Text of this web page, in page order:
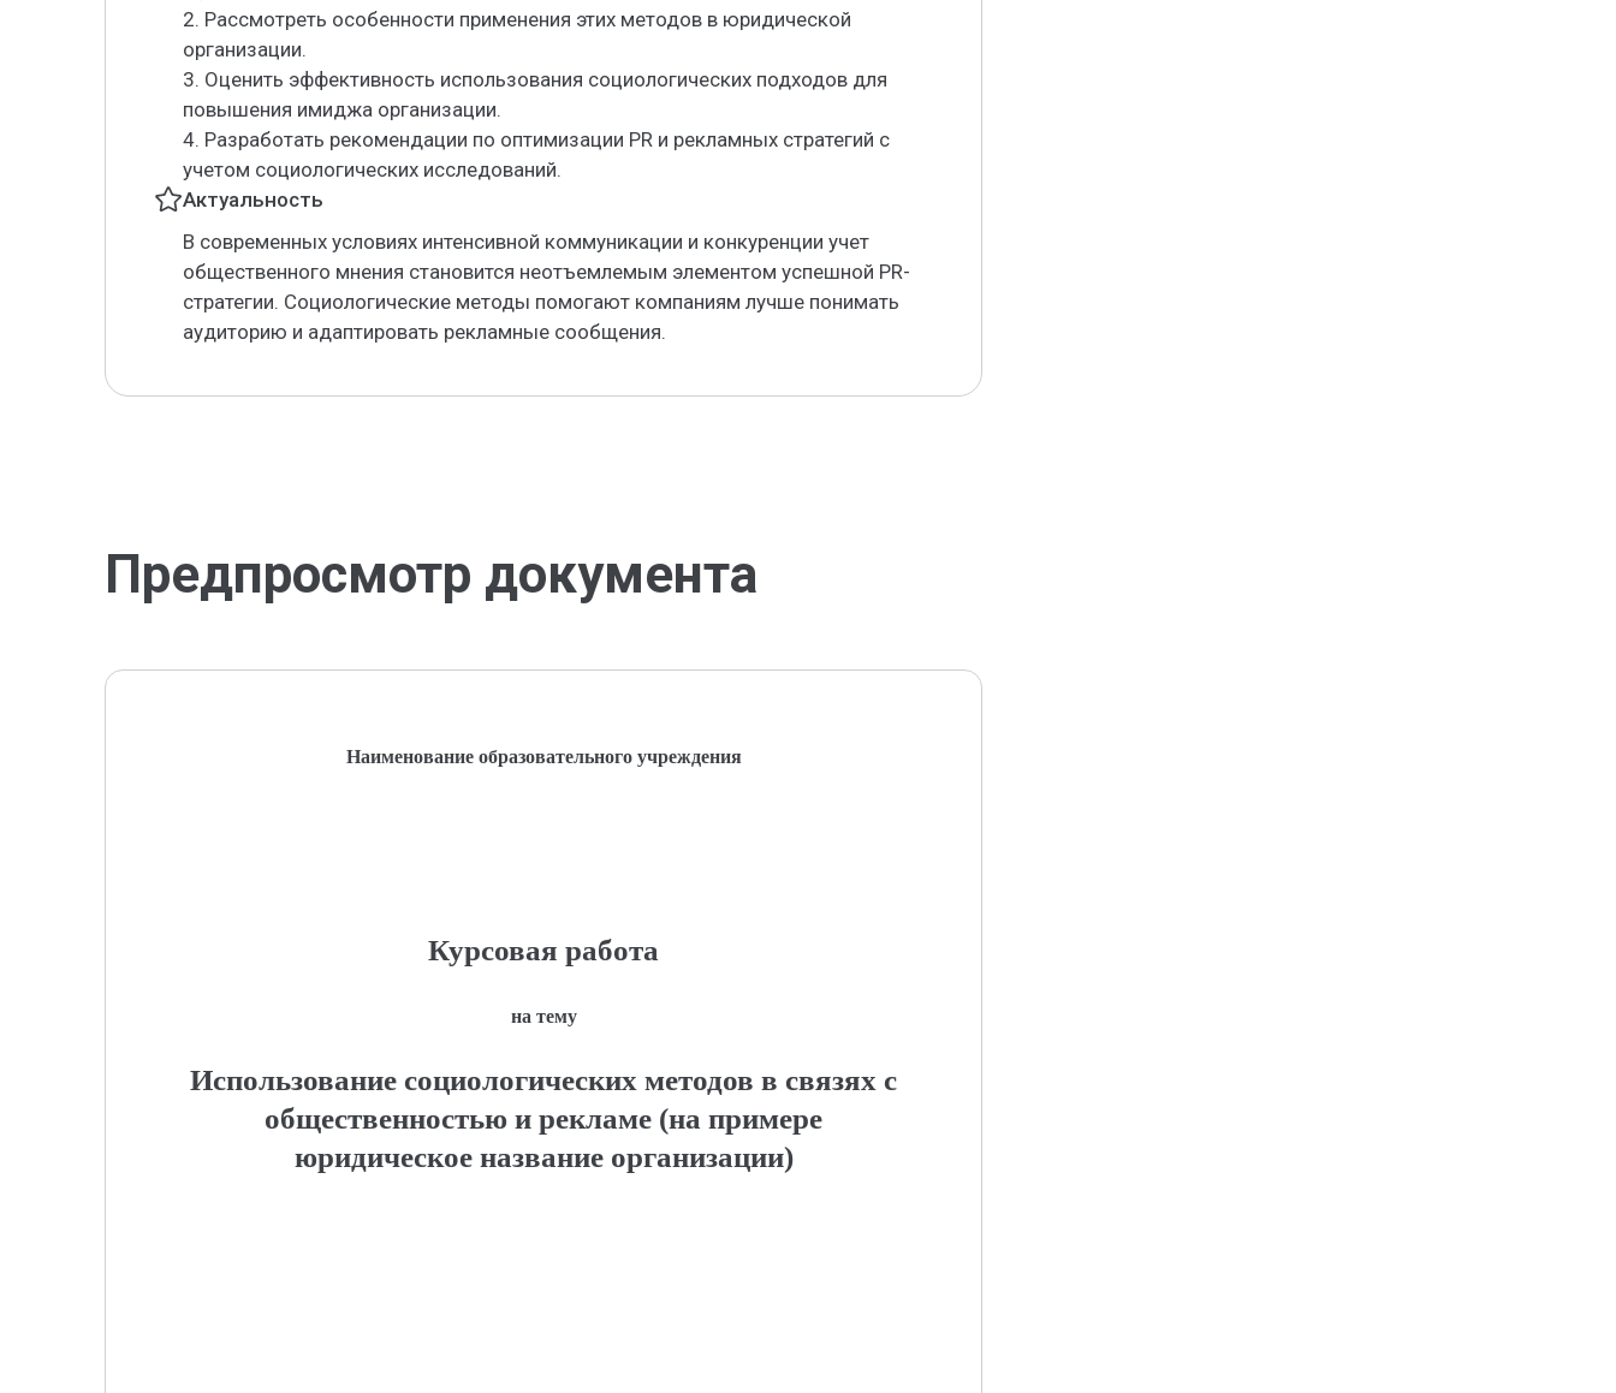
2. Рассмотреть особенности применения этих методов в юридической
организации.
3. Оценить эффективность использования социологических подходов для
повышения имиджа организации.
4. Разработать рекомендации по оптимизации PR и рекламных стратегий с
учетом социологических исследований.
Актуальность
В современных условиях интенсивной коммуникации и конкуренции учет
общественного мнения становится неотъемлемым элементом успешной PR-
стратегии. Социологические методы помогают компаниям лучше понимать
аудиторию и адаптировать рекламные сообщения.
Предпросмотр документа
Наименование образовательного учреждения
Курсовая работа
на тему
Использование социологических методов в связях с
общественностью и рекламе (на примере
юридическое название организации)